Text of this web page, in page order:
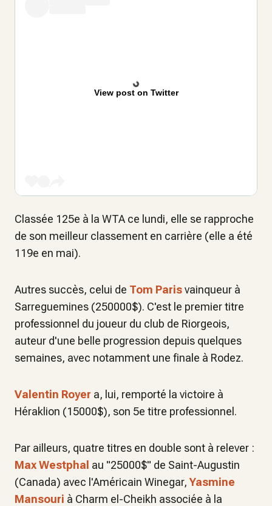
View post on Twitter
Classée 125e à la WTA ce lundi, elle se rapproche
de son meilleur classement en carrière (elle a été
119e en mai).
Autres succès, celui de Tom Parisvainqueur à
Sarreguemines (250000$). C'est le premier titre
professionnel du joueur du club de Riorgeois,
auteur d'une belle progression depuis quelques
semaines, avec notamment une finale à Rodez.
Valentin Royer a, lui, remporté la victoire à
Héraklion (15000$), son 5e titre professionnel.
Par ailleurs, quatre titres en double sont à relever :
Max Westphal au "25000$" de Saint-Augustin
(Canada) avec l'Américain Winegar,Yasmine
Mansouri à Charm el-Cheikh associée à la